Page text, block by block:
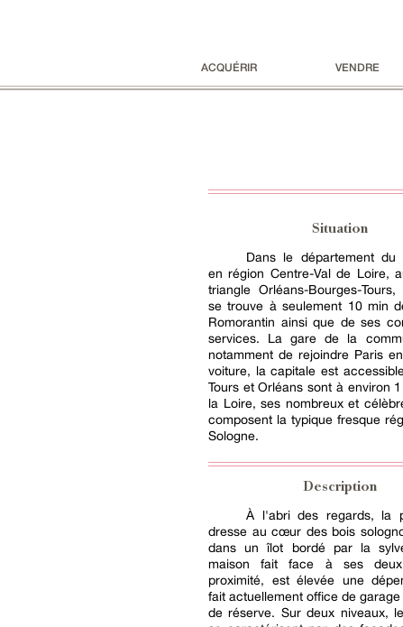
ACQUÉRIR VENDRE
Situation
Dans le département du
en région Centre-Val de Loire,
triangle Orléans-Bourges-
se trouve à seulement 10 min
Romorantin ainsi que de ses
services. La gare de la
notamment de rejoindre Paris
voiture, la capitale est
Tours et Orléans sont à environ
la Loire, ses nombreux et
composent la typique fresque
Sologne.
Description
À l'abri des regards, la
dresse au cœur des bois
dans un îlot bordé par la
maison fait face à ses
proximité, est élevée une
fait actuellement office de
de réserve. Sur deux niveaux,